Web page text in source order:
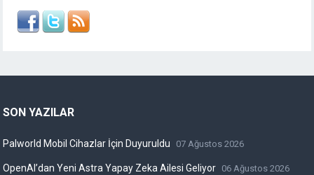
SON YAZILAR
Palworld Mobil Cihazlar İçin Duyuruldu 07 Ağustos 2026
OpenAI’dan Yeni Astra Yapay Zeka Ailesi Geliyor 06 Ağustos 2026